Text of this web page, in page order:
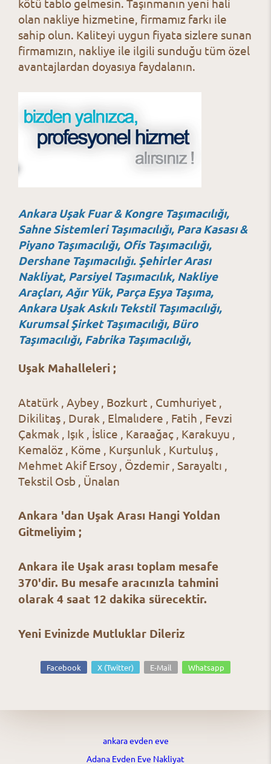
olan nakliye hizmetine, firmamız farkı ile
sahip olun. Kaliteyi uygun fiyata sizlere sunan
firmamızın, nakliye ile ilgili sunduğu tüm özel
avantajlardan doyasıya faydalanın.
Ankara Uşak Fuar & Kongre Taşımacılığı,
Sahne Sistemleri Taşımacılığı, Para Kasası &
Piyano Taşımacılığı, Ofis Taşımacılığı,
Dershane Taşımacılığı. Şehirler Arası
Nakliyat, Parsiyel Taşımacılık, Nakliye
Araçları, Ağır Yük, Parça Eşya Taşıma,
Ankara Uşak Askılı Tekstil Taşımacılığı,
Kurumsal Şirket Taşımacılığı, Büro
Taşımacılığı, Fabrika Taşımacılığı,
Uşak Mahalleleri ;
Atatürk , Aybey , Bozkurt , Cumhuriyet ,
Dikilitaş , Durak , Elmalıdere , Fatih , Fevzi
Çakmak , Işık , İslice , Karaağaç , Karakuyu ,
Kemalöz , Köme , Kurşunluk , Kurtuluş ,
Mehmet Akif Ersoy , Özdemir , Sarayaltı ,
Tekstil Osb , Ünalan
Ankara 'dan Uşak Arası Hangi Yoldan
Gitmeliyim ;
Ankara ile Uşak arası toplam mesafe
370'dir. Bu mesafe aracınızla tahmini
olarak 4 saat 12 dakika sürecektir.
Yeni Evinizde Mutluklar Dileriz
Facebook X (Twitter) E-Mail Whatsapp
ankara evden eve
Adana Evden Eve Nakliyat